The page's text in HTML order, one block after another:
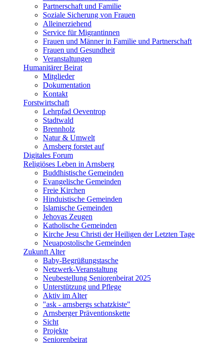
Partnerschaft und Familie
Soziale Sicherung von Frauen
Alleinerziehend
Service für Migrantinnen
Frauen und Männer in Familie und Partnerschaft
Frauen und Gesundheit
Veranstaltungen
Humanitärer Beirat
Mitglieder
Dokumentation
Kontakt
Forstwirtschaft
Lehrpfad Oeventrop
Stadtwald
Brennholz
Natur & Umwelt
Arnsberg forstet auf
Digitales Forum
Religiöses Leben in Arnsberg
Buddhistische Gemeinden
Evangelische Gemeinden
Freie Kirchen
Hinduistische Gemeinden
Islamische Gemeinden
Jehovas Zeugen
Katholische Gemeinden
Kirche Jesu Christi der Heiligen der Letzten Tage
Neuapostolische Gemeinden
Zukunft Alter
Baby-Begrüßungstasche
Netzwerk-Veranstaltung
Neubestellung Seniorenbeirat 2025
Unterstützung und Pflege
Aktiv im Alter
"ask - arnsbergs schatzkiste"
Arnsberger Präventionskette
Sicht
Projekte
Seniorenbeirat